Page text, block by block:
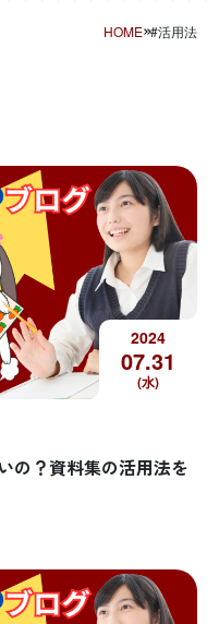
HOME #活用法
2024
07.31
(水)
の？資料集の活用法を